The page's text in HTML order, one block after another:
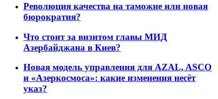
Революция качества на таможне или новая
бюрократия?
Что стоит за визитом главы МИД
Азербайджана в Киев?
Новая модель управления для AZAL, ASCO
и «Азеркосмоса»: какие изменения несёт
указ?